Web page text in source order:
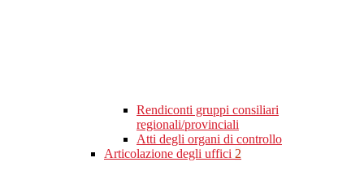
Rendiconti gruppi consiliari
regionali/provinciali
Atti degli organi di controllo
Articolazione degli uffici 2